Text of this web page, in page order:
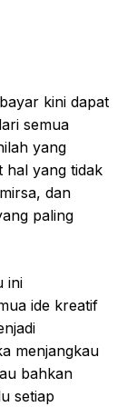
kini dapat
semua
yang
hal yang tidak
dan
paling
ini
ide kreatif
menjangkau
bahkan
setiap